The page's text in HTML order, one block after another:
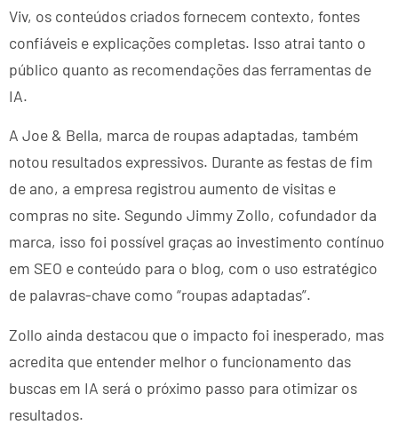
Viv, os conteúdos criados fornecem contexto, fontes
confiáveis e explicações completas. Isso atrai tanto o
público quanto as recomendações das ferramentas de
IA.
A Joe & Bella, marca de roupas adaptadas, também
notou resultados expressivos. Durante as festas de fim
de ano, a empresa registrou aumento de visitas e
compras no site. Segundo Jimmy Zollo, cofundador da
marca, isso foi possível graças ao investimento contínuo
em SEO e conteúdo para o blog, com o uso estratégico
de palavras-chave como “roupas adaptadas”.
Zollo ainda destacou que o impacto foi inesperado, mas
acredita que entender melhor o funcionamento das
buscas em IA será o próximo passo para otimizar os
resultados.